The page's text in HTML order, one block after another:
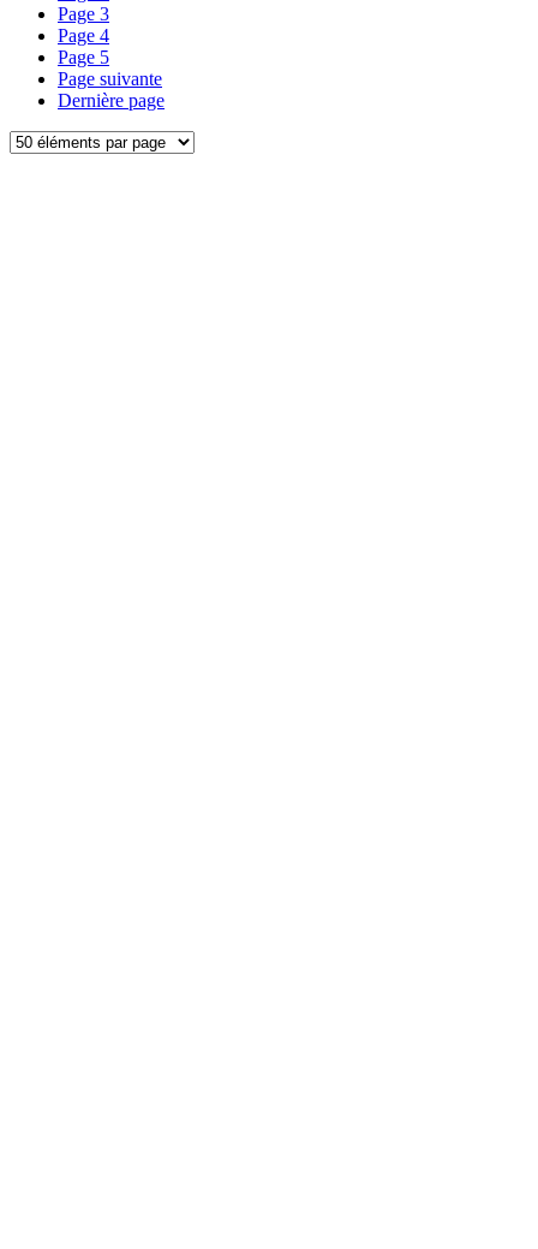
Page 3
Page 4
Page 5
Page suivante
Dernière page